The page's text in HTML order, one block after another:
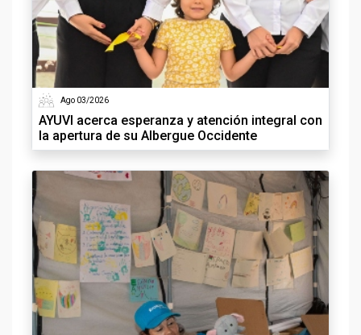
Ago 03/2026
AYUVI acerca esperanza y atención integral con
la apertura de su Albergue Occidente